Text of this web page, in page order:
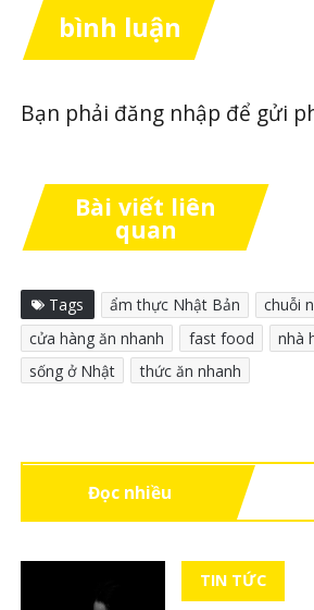
bình luận
Bạn phải đăng nhập để gửi
Bài viết liên
quan
Tags ẩm thực Nhật Bản
chuỗi
cửa hàng ăn nhanh
fast food
nhà
sống ở Nhật
thức ăn nhanh
Đọc nhiều
TIN TỨC